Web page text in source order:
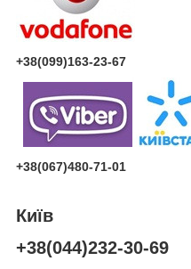
+38(099)163-23-67
+38(067)480-71-01
Київ
+38(044)232-30-69